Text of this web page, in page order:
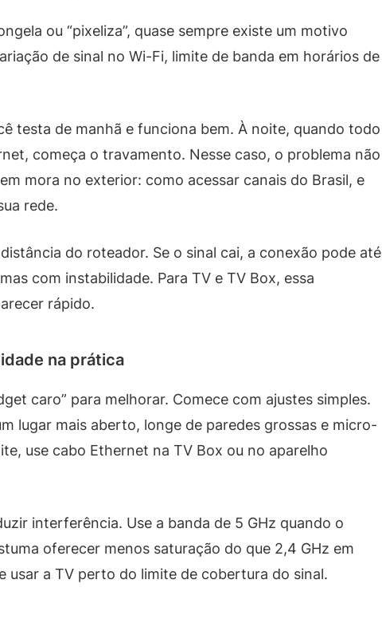
ou “pixeliza”, quase sempre existe um motivo
de sinal no Wi-Fi, limite de banda em horários de
testa de manhã e funciona bem. À noite, quando todo
começa o travamento. Nesse caso, o problema não
mora no exterior: como acessar canais do Brasil, e
rede.
do roteador. Se o sinal cai, a conexão pode até
com instabilidade. Para TV e TV Box, essa
rápido.
na prática
caro” para melhorar. Comece com ajustes simples.
lugar mais aberto, longe de paredes grossas e micro-
use cabo Ethernet na TV Box ou no aparelho
interferência. Use a banda de 5 GHz quando o
oferecer menos saturação do que 2,4 GHz em
usar a TV perto do limite de cobertura do sinal.